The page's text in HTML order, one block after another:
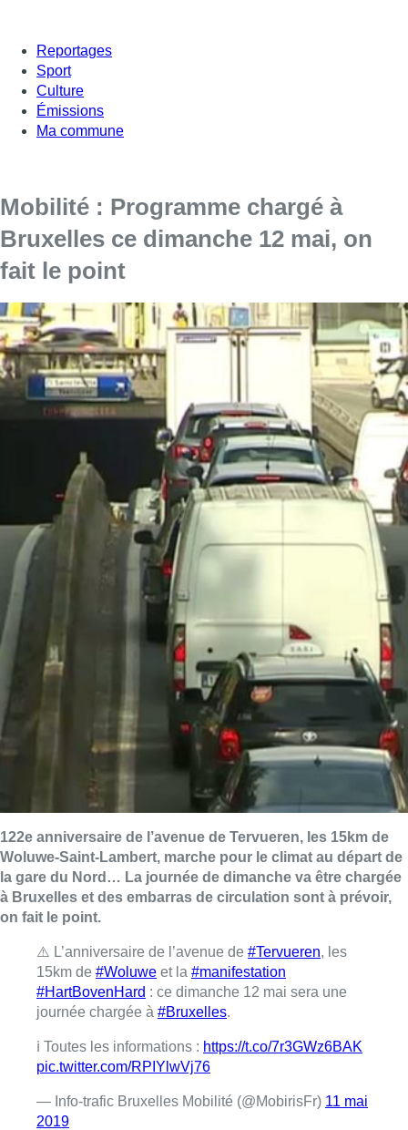
Reportages
Sport
Culture
Émissions
Ma commune
Mobilité : Programme chargé à
Bruxelles ce dimanche 12 mai, on
fait le point
122e anniversaire de l’avenue de Tervueren, les 15km de
Woluwe-Saint-Lambert, marche pour le climat au départ de
la gare du Nord… La journée de dimanche va être chargée
à Bruxelles et des embarras de circulation sont à prévoir,
on fait le point.
⚠️ L’anniversaire de l’avenue de #Tervueren, les
15km de #Woluwe et la #manifestation
#HartBovenHard : ce dimanche 12 mai sera une
journée chargée à #Bruxelles.
ℹ️ Toutes les informations : https://t.co/7r3GWz6BAK
pic.twitter.com/RPIYlwVj76
— Info-trafic Bruxelles Mobilité (@MobirisFr) 11 mai
2019